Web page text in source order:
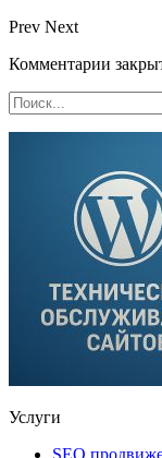
Prev Next
Комментарии
Услуги
SEO